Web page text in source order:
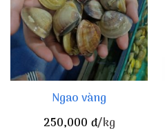
Ngao vàng
250,000 đ/kg